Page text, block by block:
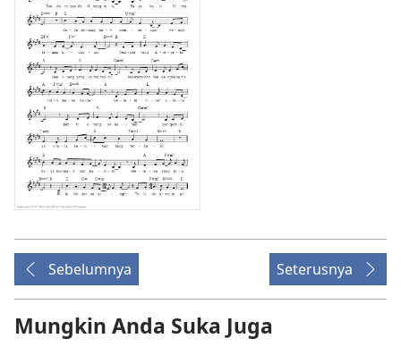
Sebelumnya Seterusnya
Mungkin Anda Suka Juga